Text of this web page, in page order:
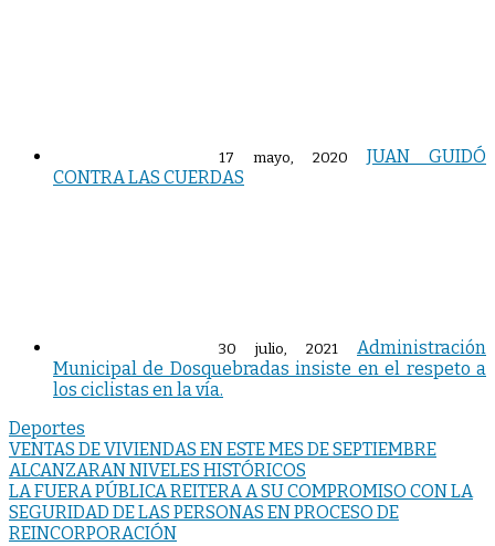
17 mayo, 2020
JUAN GUIDÓ
CONTRA LAS CUERDAS
30 julio, 2021
Administración
Municipal de Dosquebradas insiste en el respeto a
los ciclistas en la vía.
Deportes
Navegación
de
entradas
VENTAS DE VIVIENDAS EN ESTE MES DE SEPTIEMBRE
ALCANZARAN NIVELES HISTÓRICOS
LA FUERA PÚBLICA REITERA A SU COMPROMISO CON LA
SEGURIDAD DE LAS PERSONAS EN PROCESO DE
REINCORPORACIÓN